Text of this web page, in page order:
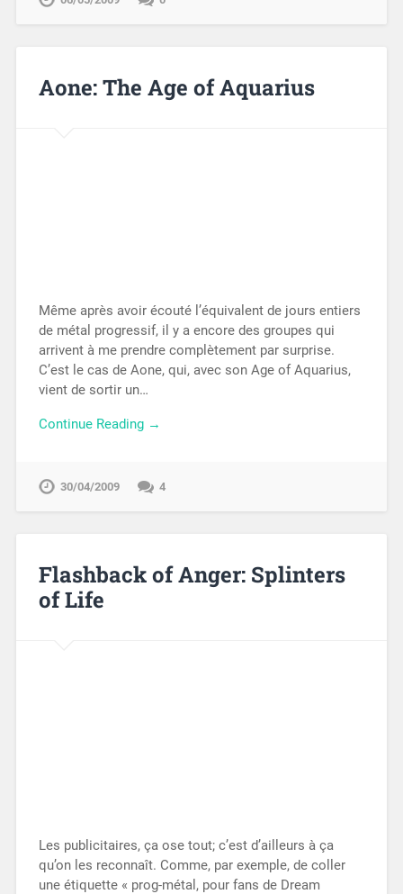
Aone: The Age of Aquarius
Même après avoir écouté l’équivalent de jours entiers
de métal progressif, il y a encore des groupes qui
arrivent à me prendre complètement par surprise.
C’est le cas de Aone, qui, avec son Age of Aquarius,
vient de sortir un…
Continue Reading →
30/04/2009 4
Flashback of Anger: Splinters
of Life
Les publicitaires, ça ose tout; c’est d’ailleurs à ça
qu’on les reconnaît. Comme, par exemple, de coller
une étiquette « prog-métal, pour fans de Dream